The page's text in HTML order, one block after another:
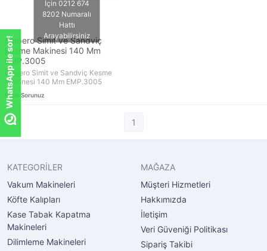
Empero Simit ve Sandviç
Kesme Makinesi 140 Mm
EMP.3005
Empero Simit ve Sandviç Kesme
Makinesi 140 Mm EMP.3005
Fiyat Sorunuz
1
KATEGORİLER
Vakum Makineleri
Köfte Kalıpları
Kase Tabak Kapatma
Makineleri
Dilimleme Makineleri
MAĞAZA
Müşteri Hizmetleri
Hakkımızda
İletişim
Veri Güveniği Politikası
Sipariş Takibi
WhatsApp ile sor!